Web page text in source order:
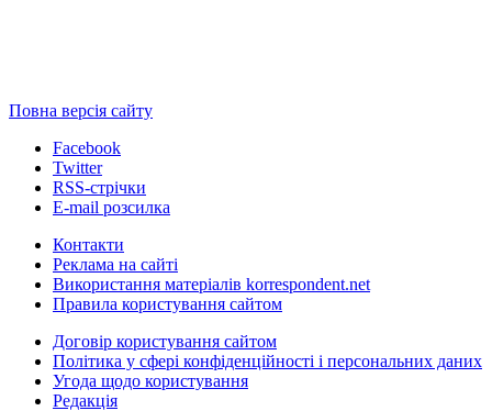
Повна версія сайту
Facebook
Twitter
RSS-стрічки
E-mail розсилка
Контакти
Реклама на сайті
Використання матеріалів korrespondent.net
Правила користування сайтом
Договір користування сайтом
Політика у сфері конфіденційності і персональних даних
Угода щодо користування
Редакція